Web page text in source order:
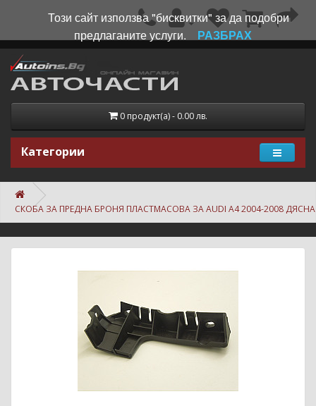
0 продукт(а) - 0.00 лв.
Категории
СКОБА ЗА ПРЕДНА БРОНЯ ПЛАСТМАСОВА ЗА AUDI A4 2004-2008 ДЯСНА
Този сайт използва "бисквитки" за да подобри
предлаганите услуги.
РАЗБРАХ